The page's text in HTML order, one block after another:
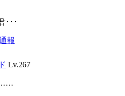
･･･
報
Lv.267
……